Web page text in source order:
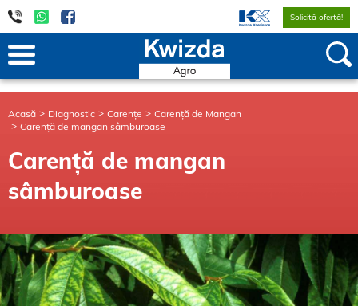
Solicită ofertă!
Acasă Diagnostic Carențe
Carență de Mangan
Carență de mangan sâmburoase
Carență de mangan
sâmburoase